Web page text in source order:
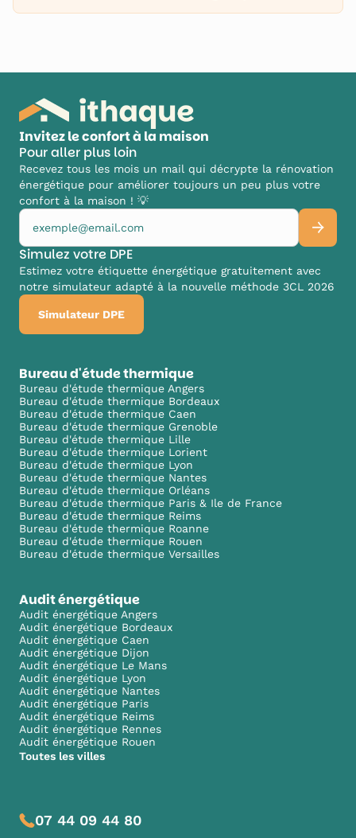
Invitez le confort à la maison
Pour aller plus loin
Recevez tous les mois un mail qui décrypte la rénovation
énergétique pour améliorer toujours un peu plus votre
confort à la maison ! 💡
Simulez votre DPE
Estimez votre étiquette énergétique gratuitement avec
notre simulateur adapté à la nouvelle méthode 3CL 2026
Simulateur DPE
Bureau d'étude thermique
Bureau d'étude thermique Angers
Bureau d'étude thermique Bordeaux
Bureau d'étude thermique Caen
Bureau d'étude thermique Grenoble
Bureau d'étude thermique Lille
Bureau d'étude thermique Lorient
Bureau d'étude thermique Lyon
Bureau d'étude thermique Nantes
Bureau d'étude thermique Orléans
Bureau d'étude thermique Paris & Ile de France
Bureau d'étude thermique Reims
Bureau d'étude thermique Roanne
Bureau d'étude thermique Rouen
Bureau d'étude thermique Versailles
Audit énergétique
Audit énergétique Angers
Audit énergétique Bordeaux
Audit énergétique Caen
Audit énergétique Dijon
Audit énergétique Le Mans
Audit énergétique Lyon
Audit énergétique Nantes
Audit énergétique Paris
Audit énergétique Reims
Audit énergétique Rennes
Audit énergétique Rouen
Toutes les villes
07 44 09 44 80